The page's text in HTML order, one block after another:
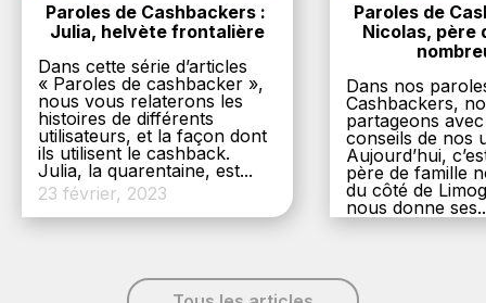
Paroles de Cashbackers :
Julia, helvète frontalière
Dans cette série d’articles
« Paroles de cashbacker »,
nous vous relaterons les
histoires de différents
utilisateurs, et la façon dont
ils utilisent le cashback.
Julia, la quarentaine, est...
23 février, 2023
Paroles de
Nicolas, père
Dans nos
Cashbackers,
partageons
conseils de nos
Aujourd’hui,
père de famille
du côté de
nous donne